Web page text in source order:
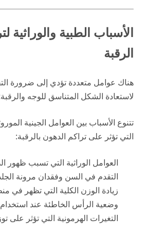
الأسباب الطبية والوراثية
الرقبة
هناك عوامل متعددة تؤدي إلى ضرورة
لاستعادة الشكل المتناسق للوجه
تتنوع الأسباب بين العوامل الجينية
التي تؤثر على تراكم الدهون بالرقبة:
العوامل الوراثية التي تسبب ظهور
التقدم في السن وفقدان مرونة
زيادة الوزن الكلية التي تظهر في
وضعية الرأس الخاطئة عند استخدام
التغيرات الهرمونية التي تؤثر على